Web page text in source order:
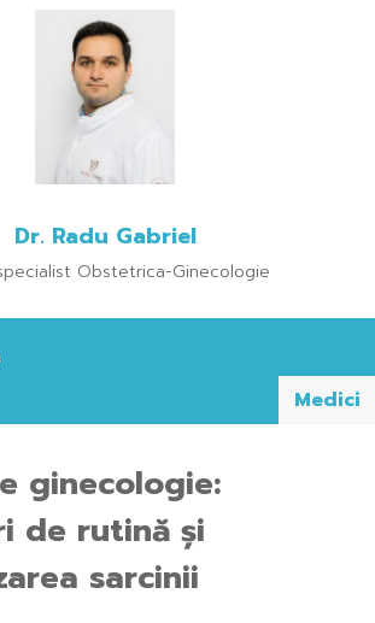
Dr. Radu Gabriel
Obstetrica-Ginecologie
Medici
ginecologie:
de rutină și
sarcinii